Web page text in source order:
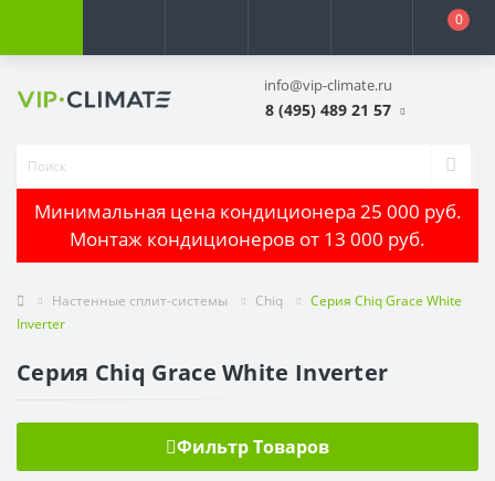
0
info@vip-climate.ru
8 (495) 489 21 57
Минимальная цена кондиционера 25 000 руб.
Монтаж кондиционеров от 13 000 руб.
Настенные сплит-системы Chiq
Серия Chiq Grace White
Inverter
Серия Chiq Grace White Inverter
Фильтр Товаров